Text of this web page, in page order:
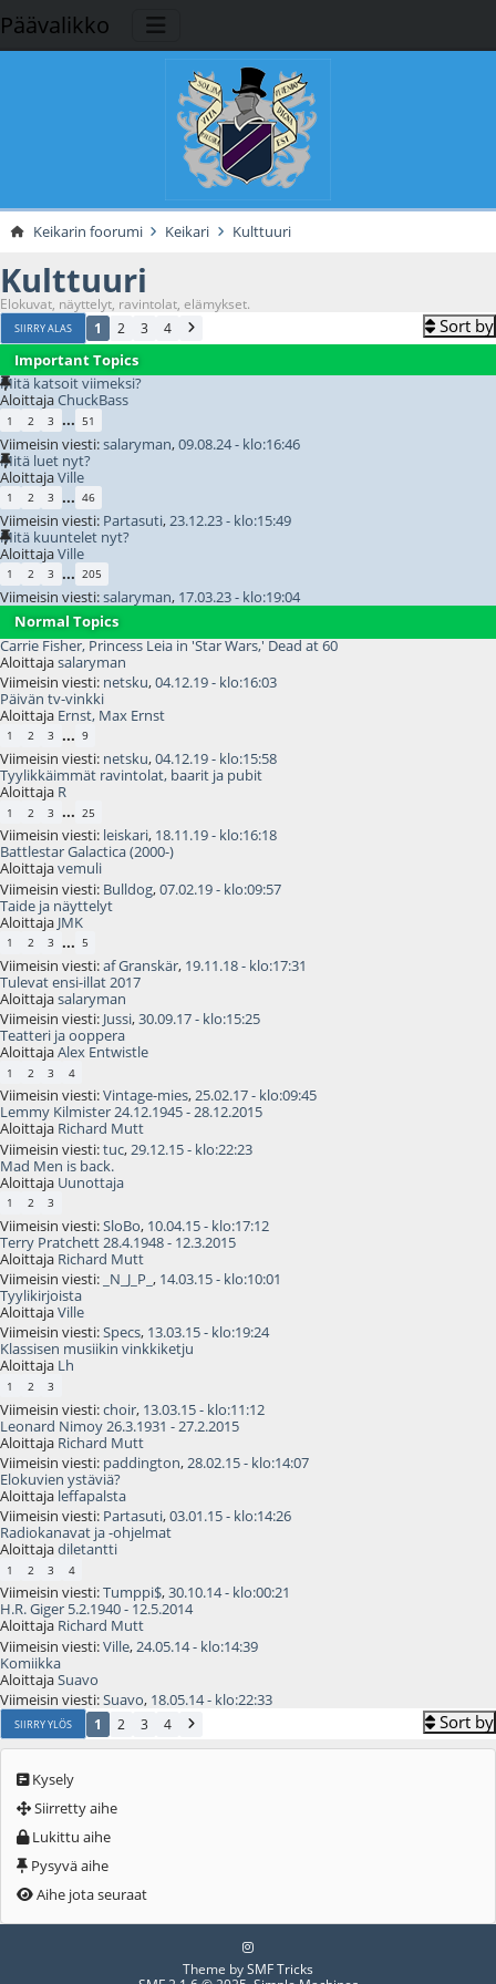
Päävalikko
Keikarin foorumi Keikari Kulttuuri
Kulttuuri
Elokuvat, näyttelyt, ravintolat, elämykset.
SIIRRY ALAS 1 2 3 4 Sort by
Important Topics
Mitä katsoit viimeksi?
AloittajaChuckBass
1 2 3 ... 51
Viimeisin viesti:salaryman,09.08.24 - klo:16:46
Mitä luet nyt?
AloittajaVille
1 2 3 ... 46
Viimeisin viesti: Partasuti,23.12.23 - klo:15:49
Mitä kuuntelet nyt?
AloittajaVille
1 2 3 ... 205
Viimeisin viesti:salaryman, 17.03.23 - klo:19:04
Normal Topics
Carrie Fisher, Princess Leia in 'Star Wars,' Dead at 60
Aloittajasalaryman
Viimeisin viesti: netsku,04.12.19 - klo:16:03
Päivän tv-vinkki
Aloittaja Ernst, Max Ernst
1 2 3 ... 9
Viimeisin viesti: netsku,04.12.19 - klo:15:58
Tyylikkäimmät ravintolat, baarit ja pubit
Aloittaja R
1 2 3 ... 25
Viimeisin viesti: leiskari, 18.11.19 - klo:16:18
Battlestar Galactica (2000-)
Aloittajavemuli
Viimeisin viesti: Bulldog,07.02.19 - klo:09:57
Taide ja näyttelyt
Aloittaja JMK
1 2 3 ... 5
Viimeisin viesti:af Granskär, 19.11.18 - klo:17:31
Tulevat ensi-illat 2017
Aloittajasalaryman
Viimeisin viesti: Jussi,30.09.17 - klo:15:25
Teatteri ja ooppera
AloittajaAlex Entwistle
1 2 3 4
Viimeisin viesti:Vintage-mies,25.02.17 - klo:09:45
Lemmy Kilmister 24.12.1945 - 28.12.2015
Aloittaja Richard Mutt
Viimeisin viesti:tuc,29.12.15 - klo:22:23
Mad Men is back.
Aloittaja Uunottaja
1 2 3
Viimeisin viesti:SloBo, 10.04.15 - klo:17:12
Terry Pratchett 28.4.1948 - 12.3.2015
Aloittaja Richard Mutt
Viimeisin viesti: _N_J_P_ , 14.03.15 - klo:10:01
Tyylikirjoista
AloittajaVille
Viimeisin viesti:Specs, 13.03.15 - klo:19:24
Klassisen musiikin vinkkiketju
Aloittaja Lh
1 2 3
Viimeisin viesti:choir, 13.03.15 - klo:11:12
Leonard Nimoy 26.3.1931 - 27.2.2015
Aloittaja Richard Mutt
Viimeisin viesti: paddington,28.02.15 - klo:14:07
Elokuvien ystäviä?
Aloittaja leffapalsta
Viimeisin viesti: Partasuti,03.01.15 - klo:14:26
Radiokanavat ja -ohjelmat
Aloittajadiletantti
1 2 3 4
Viimeisin viesti:Tumppi$,30.10.14 - klo:00:21
H.R. Giger 5.2.1940 - 12.5.2014
Aloittaja Richard Mutt
Viimeisin viesti:Ville,24.05.14 - klo:14:39
Komiikka
AloittajaSuavo
Viimeisin viesti:Suavo, 18.05.14 - klo:22:33
SIIRRY YLÖS 1 2 3 4 Sort by
Kysely
Siirretty aihe
Lukittu aihe
Pysyvä aihe
Aihe jota seuraat
Theme bySMF Tricks